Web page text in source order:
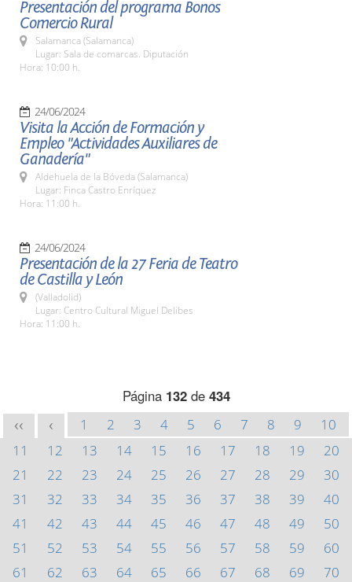
Presentación del programa Bonos
Comercio Rural
Salamanca (Salamanca)
Lugar: Sala de comarcas. Diputación
Hora: 10:00 h.
24/06/2024
Visita la Acción de Formación y
Empleo "Actividades Auxiliares de
Ganadería"
Aldehuela de la Bóveda (Salamanca)
Lugar: Finca Castro Enríquez
Hora: 11:00 h.
24/06/2024
Presentación de la 27 Feria de Teatro
de Castilla y León
(Valladolid)
Lugar: Centro Cultural Miguel Delibes
Hora: 11:00 h.
Página 132de 434
<< < 1 2 3 4 5 6 7 8 9
10
11
12 13 14 15 16 17 18 19
20
21
22 23 24 25 26 27 28 29
30
31
32 33 34 35 36 37 38 39
40
41
42 43 44 45 46 47 48 49
50
51
52 53 54 55 56 57 58 59
60
61
62 63 64 65 66 67 68 69
70